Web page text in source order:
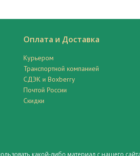
Оплата и Доставка
Курьером
Транспортной компанией
СДЭК и Boxberry
Почтой России
Скидки
какой-либо материал с нашего